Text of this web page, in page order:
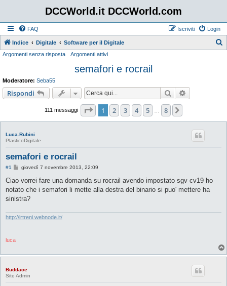
DCCWorld.it DCCWorld.com
FAQ Login
Iscriviti
Indice Digitale Software per il Digitale
Argomenti senza risposta Argomenti attivi
semafori e rocrail
Moderatore: Seba55
Rispondi Cerca
111 messaggi Pagina di
1 2 3 4 5 8
Luca.Rubini
PlasticoDigitale
semafori e rocrail
#1
M
s
a
g
o
giovedì 7 novembre 2013, 22:09
Ciao vorrei fare una domanda su rocrail avendo impostato sgv cv19 ho
notato che i semafori li mette alla destra del binario si puo' mettere ha
sinistra?
http://lrtreni.webnode.it/
luca
Buddace
Site Admin